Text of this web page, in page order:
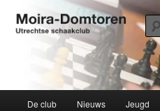
naar
Moira-Domtoren
Utrechtse schaakclub opgericht 1934
De club Nieuws Jeugd